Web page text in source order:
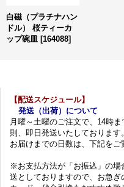
白磁（プラチナハン
ドル） 桜ティーカ
ップ碗皿 [164088]
【配送スケジュール】
発送（出荷）について
月曜～土曜のご注文で、14時
則、即日発送いたしております。
お届けまでの日数は、下記をご
※お支払方法が「お振込」の場
送としておりますので、お急ぎ